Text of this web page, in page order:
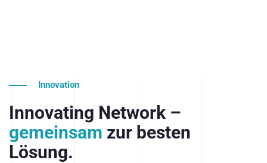
Innovation
Innovating Network –
gemeinsam zur besten
Lösung.